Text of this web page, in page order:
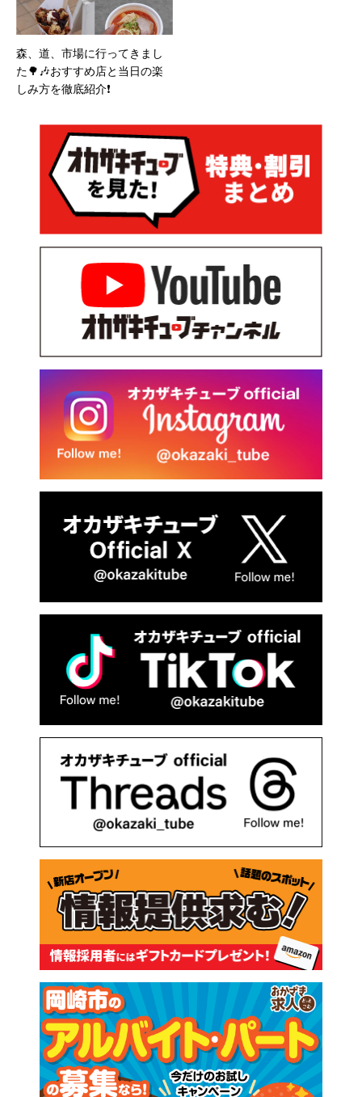
森、道、市場に行ってきまし
た🌳🎶おすすめ店と当日の楽
しみ方を徹底紹介❗️